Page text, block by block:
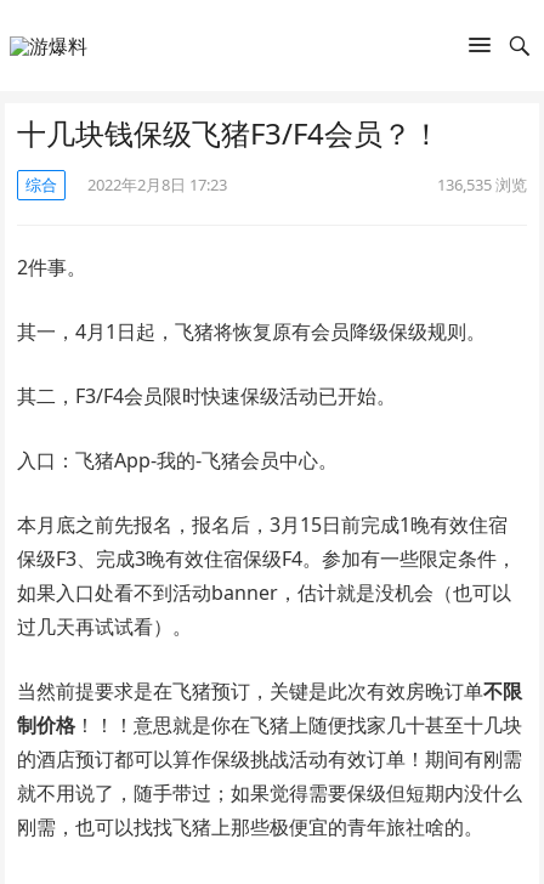
十几块钱保级飞猪F3/F4会员？！
综合 2022年2月8日 17:23 136,535浏览
2件事。
其一，4月1日起，飞猪将恢复原有会员降级保级规则。
其二，F3/F4会员限时快速保级活动已开始。
入口：飞猪App-我的-飞猪会员中心。
本月底之前先报名，报名后，3月15日前完成1晚有效住宿
保级F3、完成3晚有效住宿保级F4。参加有一些限定条件，
如果入口处看不到活动banner，估计就是没机会（也可以
过几天再试试看）。
当然前提要求是在飞猪预订，关键是此次有效房晚订单不限
制价格 ！！！意思就是你在飞猪上随便找家几十甚至十几块
的酒店预订都可以算作保级挑战活动有效订单！期间有刚需
就不用说了，随手带过；如果觉得需要保级但短期内没什么
刚需，也可以找找飞猪上那些极便宜的青年旅社啥的。